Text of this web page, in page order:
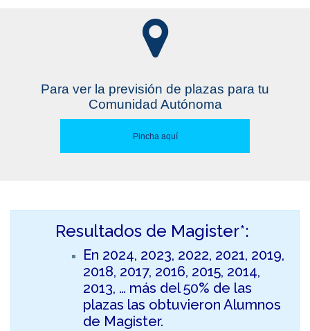
Para ver la previsión de plazas para tu
Comunidad Autónoma
Pincha aquí
Resultados de Magister*:
En 2024, 2023, 2022, 2021, 2019,
2018, 2017, 2016, 2015, 2014,
2013, … más del 50% de las
plazas las obtuvieron Alumnos
de Magister.